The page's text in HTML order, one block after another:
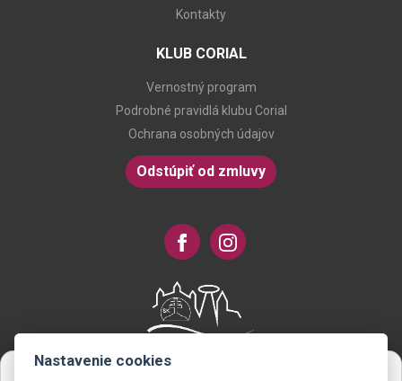
Kontakty
KLUB CORIAL
Vernostný program
Podrobné pravidlá klubu Corial
Ochrana osobných údajov
Odstúpiť od zmluvy
Nastavenie cookies